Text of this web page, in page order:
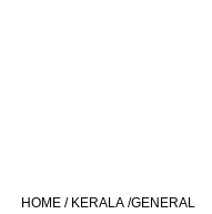
CINEMA
HOME / KERALA /GENERAL